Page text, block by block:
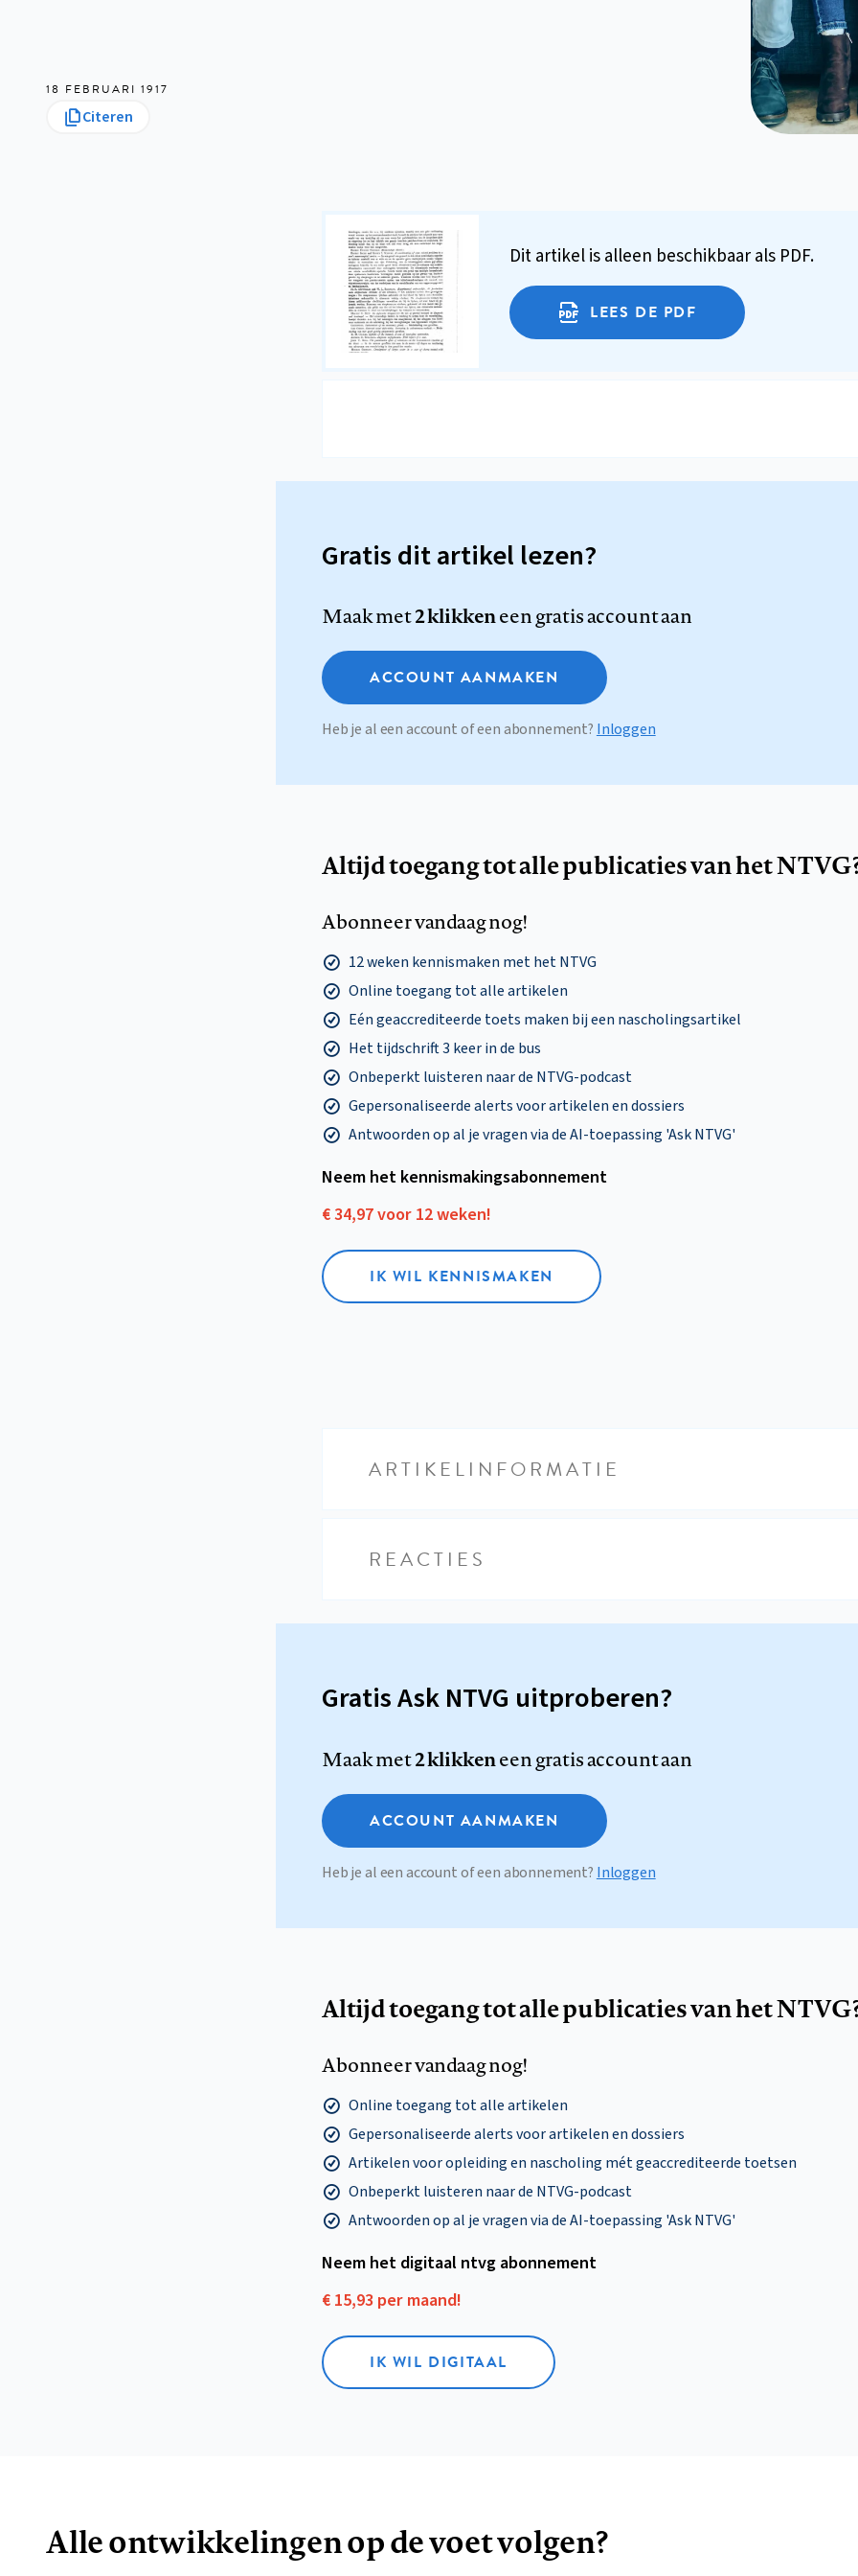
18 FEBRUARI 1917
Citeren
Dit artikel is alleen beschikbaar als PDF.
LEES DE PDF
Gratis dit artikel lezen?
Maak met2 klikkeneen gratis account aan
ACCOUNT AANMAKEN
Heb je al een account of een abonnement? Inloggen
Altijd toegang tot alle publicaties van het
Abonneer vandaag nog!
12 weken kennismaken met het NTVG
Online toegang tot alle artikelen
Eén geaccrediteerde toets maken bij een nascholingsartikel
Het tijdschrift 3 keer in de bus
Onbeperkt luisteren naar de NTVG-podcast
Gepersonaliseerde alerts voor artikelen en dossiers
Antwoorden op al je vragen via de AI-toepassing 'Ask NTVG'
Neem het kennismakings­abonnement
€ 34,97 voor 12 weken!
IK WIL KENNISMAKEN
ARTIKELINFORMATIE
REACTIES
Gratis Ask NTVG uitproberen?
Maak met2 klikkeneen gratis account aan
ACCOUNT AANMAKEN
Heb je al een account of een abonnement? Inloggen
Altijd toegang tot alle publicaties van het
Abonneer vandaag nog!
Online toegang tot alle artikelen
Gepersonaliseerde alerts voor artikelen en dossiers
Artikelen voor opleiding en nascholing mét geaccrediteerde toetsen
Onbeperkt luisteren naar de NTVG-podcast
Antwoorden op al je vragen via de AI-toepassing 'Ask NTVG'
Neem het digitaal ntvg abonnement
€ 15,93 per maand!
IK WIL DIGITAAL
Alle ontwikkelingen op de voet volgen?